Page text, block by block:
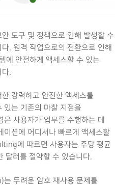
도구 및 정책으로 인해 발생할 수
. 원격 작업으로의 전환으로 인해
에 안전하게 액세스할 수 있는
다.
강력하고 안전한 액세스를
있는 기존의 마찰 지점을
사용자가 업무를 수행하는 데
이션에 어디서나 빠르게 액세스할
에 따르면 사용자는 주당 평균
달러를 절약할 수 있습니다.
두려운 암호 재사용 문제를